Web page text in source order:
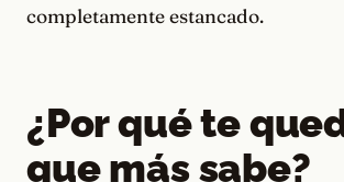
completamente estancado.
¿Por qué te
que más sabe?